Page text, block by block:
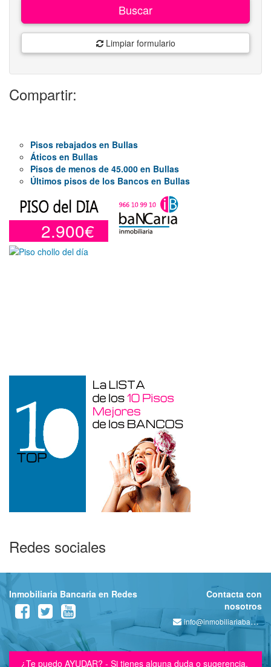
Buscar
Limpiar formulario
Compartir:
Pisos rebajados en Bullas
Áticos en Bullas
Pisos de menos de 45.000 en Bullas
Últimos pisos de los Bancos en Bullas
2.900€
Redes sociales
Inmobiliaria Bancaria en Redes
Contacta con
nosotros
info@inmobiliariabancaria.com
¿Te puedo AYUDAR? - Si tienes alguna duda o sugerencia,